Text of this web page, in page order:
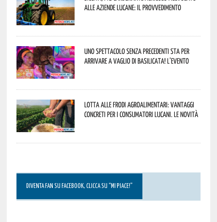
alle aziende lucane: il provvedimento
Uno spettacolo senza precedenti sta per
arrivare a Vaglio di Basilicata! L’evento
Lotta alle frodi agroalimentari: vantaggi
concreti per i consumatori lucani. Le novità
DIVENTA FAN SU FACEBOOK, CLICCA SU “MI PIACE!”